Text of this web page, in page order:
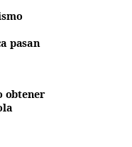
pasan
obtener